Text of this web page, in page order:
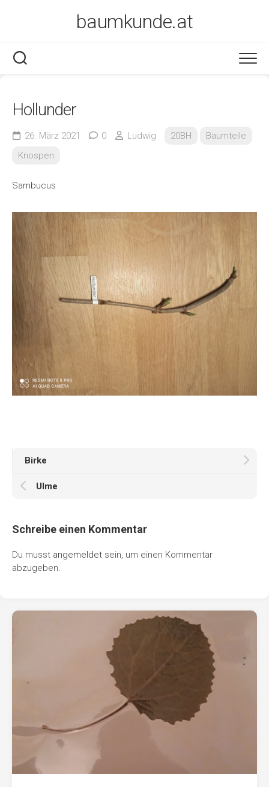
baumkunde.at
Hollunder
26. März 2021 0 Ludwig 20BH
Baumteile
Knospen
Sambucus
Birke
Ulme
Schreibe einen Kommentar
Du musst angemeldet sein, um einen Kommentar
abzugeben.